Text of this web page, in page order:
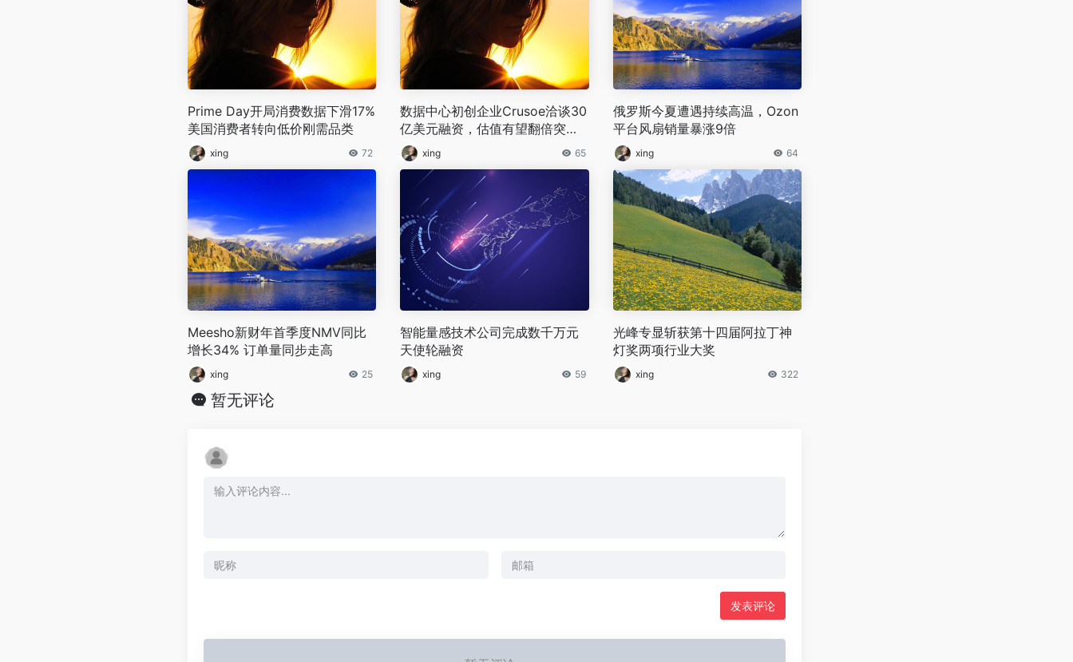
Prime Day开局消费数据下滑17%
美国消费者转向低价刚需品类
xing 72
数据中心初创企业Crusoe洽谈30
亿美元融资，估值有望翻倍突破3
00亿美元
xing 65
俄罗斯今夏遭遇持续高温，Ozon
平台风扇销量暴涨9倍
xing 64
Meesho新财年首季度NMV同比
增长34% 订单量同步走高
xing 25
智能量感技术公司完成数千万元
天使轮融资
xing 59
光峰专显斩获第十四届阿拉丁神
灯奖两项行业大奖
xing 322
暂无评论
发表评论